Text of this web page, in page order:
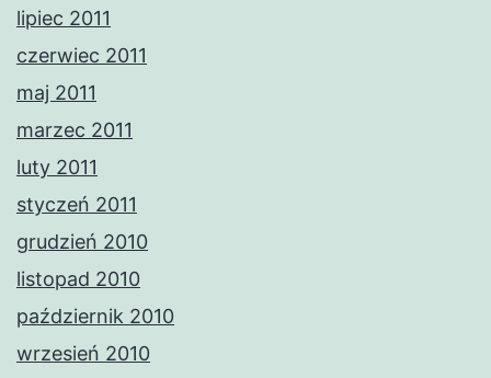
lipiec 2011
czerwiec 2011
maj 2011
marzec 2011
luty 2011
styczeń 2011
grudzień 2010
listopad 2010
październik 2010
wrzesień 2010